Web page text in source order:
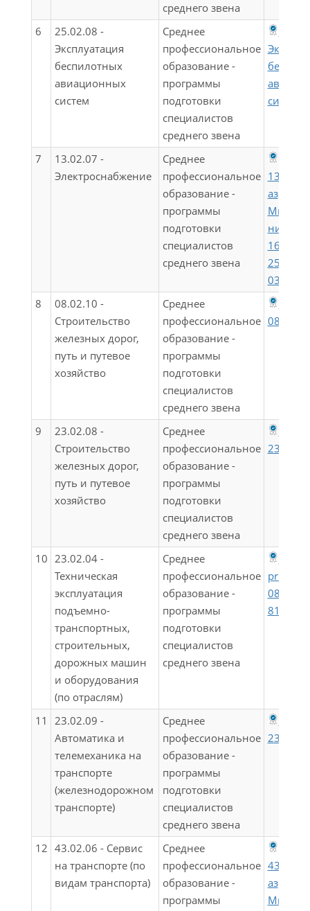
среднего звена
6
25.02.08 -
Эксплуатация
беспилотных
авиационных
систем
Среднее
профессиональное
образование -
программы
подготовки
специалистов
среднего звена
систем
7
13.02.07 -
Электроснабжение
Среднее
профессиональное
образование -
программы
подготовки
специалистов
среднего звена
аз
ния
255
8
08.02.10 -
Строительство
железных дорог,
путь и путевое
хозяйство
Среднее
профессиональное
образование -
программы
подготовки
специалистов
среднего звена
08.02.10
9
23.02.08 -
Строительство
железных дорог,
путь и путевое
хозяйство
Среднее
профессиональное
образование -
программы
подготовки
специалистов
среднего звена
23.02.08
10 23.02.04 -
Техническая
эксплуатация
подъемно-
транспортных,
строительных,
дорожных машин
и оборудования
(по отраслям)
Среднее
профессиональное
образование -
программы
подготовки
специалистов
среднего звена
prikaz-
81
11
23.02.09 -
Автоматика и
телемеханика на
транспорте
(железнодорожном
транспорте)
Среднее
профессиональное
образование -
программы
подготовки
специалистов
среднего звена
23.02.09
12 43.02.06 - Сервис
на транспорте (по
видам транспорта)
Среднее
профессиональное
образование -
программы
аз